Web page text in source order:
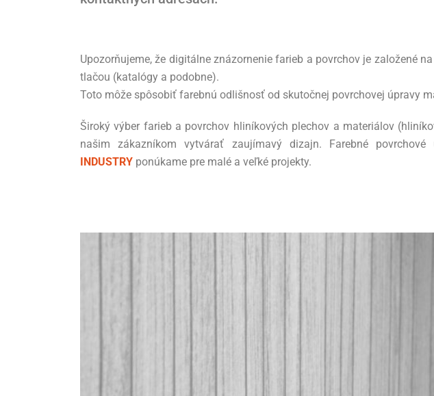
Upozorňujeme, že digitálne znázornenie farieb a povrchov je založené
tlačou (katalógy a podobne).
Toto môže spôsobiť farebnú odlišnosť od skutočnej povrchovej úpravy
Široký výber farieb a povrchov hliníkových plechov a materiálov
našim zákazníkom vytvárať zaujímavý dizajn. Farebné
INDUSTRY ponúkame pre malé a veľké projekty.